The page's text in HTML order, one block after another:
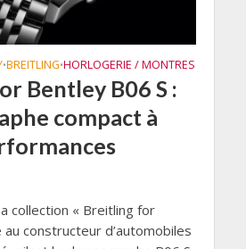
•BREITLING•HORLOGERIE / MONTRES
Bentley B06 S :
compact à
collection « Breitling for
constructeur d’automobiles